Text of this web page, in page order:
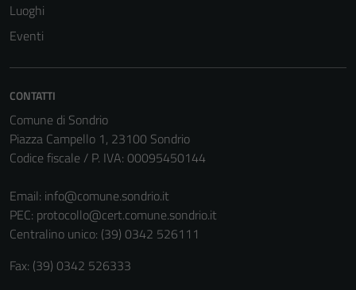
Luoghi
Eventi
CONTATTI
Comune di Sondrio
Piazza Campello 1, 23100 Sondrio
Codice fiscale / P. IVA: 00095450144
Email: info@comune.sondrio.it
PEC: protocollo@cert.comune.sondrio.it
Centralino unico: (39) 0342 526111
Fax: (39) 0342 526333
disabilitati.